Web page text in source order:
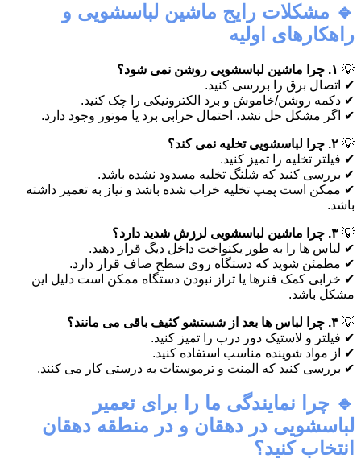
🔹 مشکلات رایج ماشین لباسشویی و
راهکارهای اولیه
💡 ۱. چرا ماشین لباسشویی روشن نمی شود؟
✔ اتصال برق را بررسی کنید.
✔ دکمه روشن/خاموش و برد الکترونیکی را چک کنید.
✔ اگر مشکل حل نشد، احتمال خرابی برد یا موتور وجود دارد.
💡 ۲. چرا لباسشویی تخلیه نمی کند؟
✔ فیلتر تخلیه را تمیز کنید.
✔ بررسی کنید که شلنگ تخلیه مسدود نشده باشد.
✔ ممکن است پمپ تخلیه خراب شده باشد و نیاز به تعمیر داشته
باشد.
💡 ۳. چرا ماشین لباسشویی لرزش شدید دارد؟
✔ لباس ها را به طور یکنواخت داخل دیگ قرار دهید.
✔ مطمئن شوید که دستگاه روی سطح صاف قرار دارد.
✔ خرابی کمک فنرها یا تراز نبودن دستگاه ممکن است دلیل این
مشکل باشد.
💡 ۴. چرا لباس ها بعد از شستشو کثیف باقی می مانند؟
✔ فیلتر و لاستیک دور درب را تمیز کنید.
✔ از مواد شوینده مناسب استفاده کنید.
✔ بررسی کنید که المنت و ترموستات به درستی کار می کنند.
🔹 چرا نمایندگی ما را برای تعمیر
لباسشویی در دهقان و در منطقه دهقان
انتخاب کنید؟